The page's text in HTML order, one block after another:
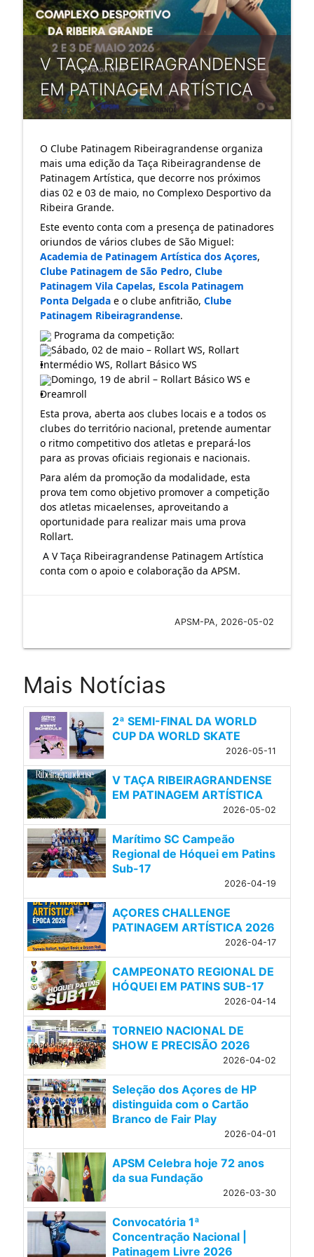
V TAÇA RIBEIRAGRANDENSE
EM PATINAGEM ARTÍSTICA
O Clube Patinagem Ribeiragrandense organiza
mais uma edição da Taça Ribeiragrandense de
Patinagem Artística, que decorre nos próximos
dias 02 e 03 de maio, no Complexo Desportivo da
Ribeira Grande.
Este evento conta com a presença de patinadores
Academia de Patinagem Artística dos Açores
Clube Patinagem de São Pedro, Clube
Patinagem Vila Capelas, Escola Patinagem
Ponta Delgada e o clube anfitrião, Clube
Patinagem Ribeiragrandense.
Programa da competição:
Sábado, 02 de maio – Rollart WS, Rollart
Intermédio WS, Rollart Básico WS
Domingo, 19 de abril – Rollart Básico WS e
Dreamroll
Esta prova, aberta aos clubes locais e a todos os
clubes do território nacional, pretende aumentar
o ritmo competitivo dos atletas e prepará-los
para as provas oficiais regionais e nacionais.
Para além da promoção da modalidade, esta
prova tem como objetivo promover a competição
dos atletas micaelenses, aproveitando a
oportunidade para realizar mais uma prova
Rollart.
conta com o apoio e colaboração da APSM.
APSM-PA, 2026-05-02
Mais Notícias
2ª SEMI-FINAL DA WORLD
CUP DA WORLD SKATE
2026-05-11
V TAÇA RIBEIRAGRANDENSE
EM PATINAGEM ARTÍSTICA
2026-05-02
Marítimo SC Campeão
Regional de Hóquei em Patins
Sub-17
2026-04-19
AÇORES CHALLENGE
PATINAGEM ARTÍSTICA 2026
2026-04-17
CAMPEONATO REGIONAL DE
HÓQUEI EM PATINS SUB-17
2026-04-14
TORNEIO NACIONAL DE
SHOW E PRECISÃO 2026
2026-04-02
Seleção dos Açores de HP
distinguida com o Cartão
Branco de Fair Play
2026-04-01
APSM Celebra hoje 72 anos
da sua Fundação
2026-03-30
Convocatória 1ª
Concentração Nacional |
Patinagem Livre 2026